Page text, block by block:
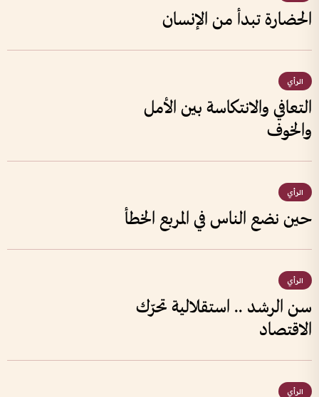
الحضارة تبدأ من الإنسان
الرأي
التعافي والانتكاسة بين الأمل
والخوف
الرأي
حين نضع الناس في المربع الخطأ
الرأي
سن الرشد .. استقلالية تحرّك
الاقتصاد
الرأي